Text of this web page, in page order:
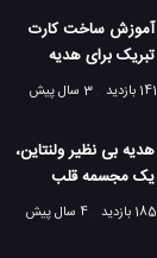
آموزش ساخت کارت
تبریک برای هدیه
ولنتاین 2023!
141 بازدید
3 سال پیش
هدیه بی نظیر ولنتاین،
یک مجسمه قلب
ایستاده بسازید!
185 بازدید
4 سال پیش